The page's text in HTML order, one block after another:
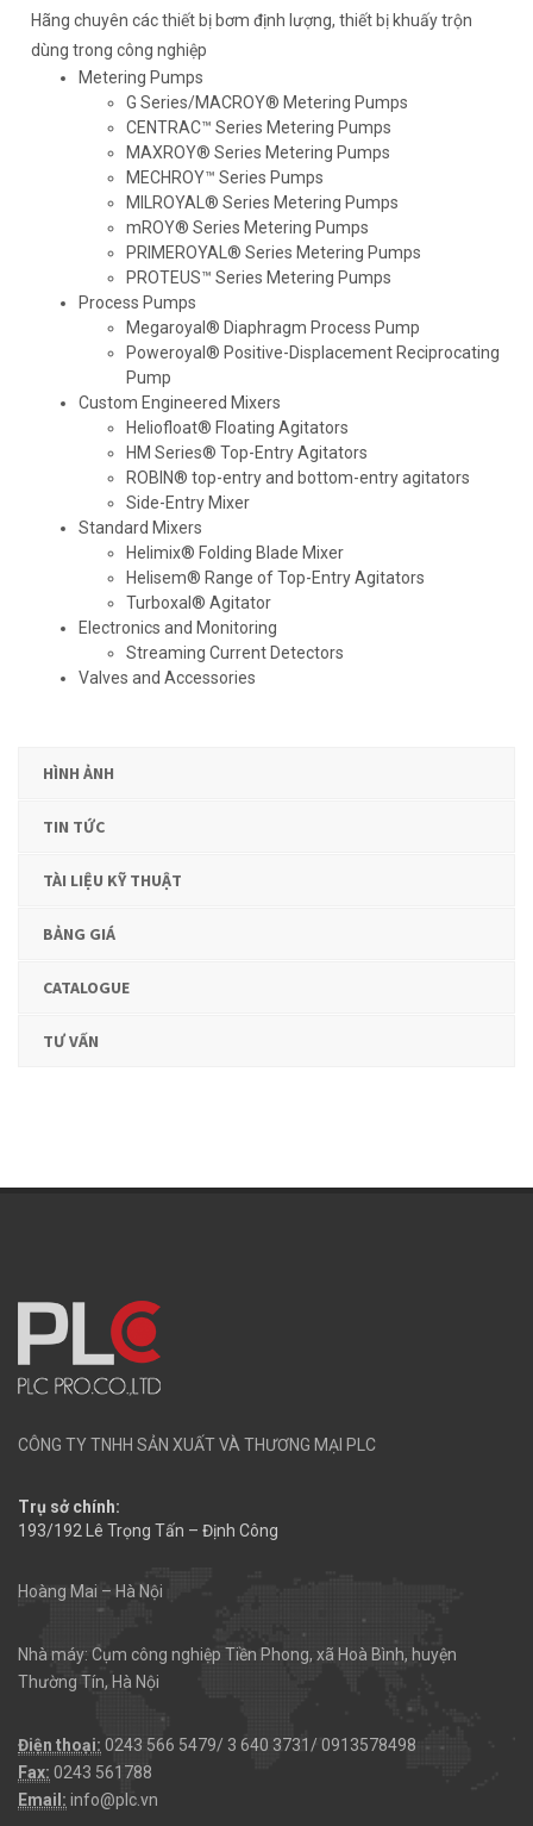
Hãng chuyên các thiết bị bơm định lượng, thiết bị khuấy trộn
dùng trong công nghiệp
Metering Pumps
G Series/MACROY® Metering Pumps
CENTRAC™ Series Metering Pumps
MAXROY® Series Metering Pumps
MECHROY™ Series Pumps
MILROYAL® Series Metering Pumps
mROY® Series Metering Pumps
PRIMEROYAL® Series Metering Pumps
PROTEUS™ Series Metering Pumps
Process Pumps
Megaroyal® Diaphragm Process Pump
Poweroyal® Positive-Displacement Reciprocating
Pump
Custom Engineered Mixers
Heliofloat® Floating Agitators
HM Series® Top-Entry Agitators
ROBIN® top-entry and bottom-entry agitators
Side-Entry Mixer
Standard Mixers
Helimix® Folding Blade Mixer
Helisem® Range of Top-Entry Agitators
Turboxal® Agitator
Electronics and Monitoring
Streaming Current Detectors
Valves and Accessories
HÌNH ẢNH
TIN TỨC
TÀI LIỆU KỸ THUẬT
BẢNG GIÁ
CATALOGUE
TƯ VẤN
CÔNG TY TNHH SẢN XUẤT VÀ THƯƠNG MẠI PLC
Trụ sở chính:
193/192 Lê Trọng Tấn – Định Công
Hoàng Mai – Hà Nội
Nhà máy: Cụm công nghiệp Tiền Phong, xã Hoà Bình, huyện
Thường Tín, Hà Nội
Điện thoại: 0243 566 5479/ 3 640 3731/ 0913578498
Fax: 0243 561788
Email: info@plc.vn